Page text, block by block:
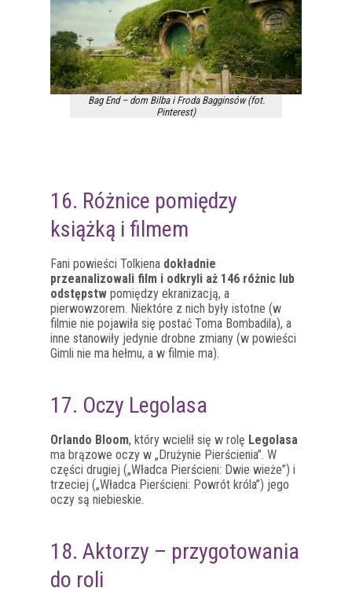
Bag End – dom Bilba i Froda Bagginsów (fot.
Pinterest)
16. Różnice pomiędzy
książką i filmem
Fani powieści Tolkiena dokładnie
przeanalizowali film i odkryli aż 146 różnic lub
odstępstw pomiędzy ekranizacją, a
pierwowzorem. Niektóre z nich były istotne (w
filmie nie pojawiła się postać Toma Bombadila), a
inne stanowiły jedynie drobne zmiany (w powieści
Gimli nie ma hełmu, a w filmie ma).
17. Oczy Legolasa
Orlando Bloom, który wcielił się w rolę Legolasa
ma brązowe oczy w „Drużynie Pierścienia”. W
części drugiej („Władca Pierścieni: Dwie wieże”) i
trzeciej („Władca Pierścieni: Powrót króla”) jego
oczy są niebieskie.
18. Aktorzy – przygotowania
do roli